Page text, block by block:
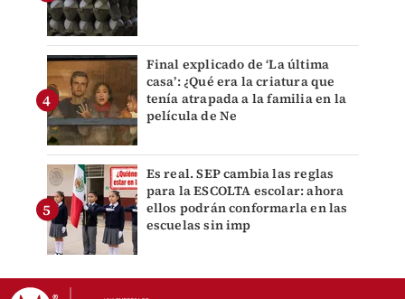
Final explicado de ‘La última
casa’: ¿Qué era la criatura que
tenía atrapada a la familia en la
película de Ne
Es real. SEP cambia las reglas
para la ESCOLTA escolar: ahora
ellos podrán conformarla en las
escuelas sin imp